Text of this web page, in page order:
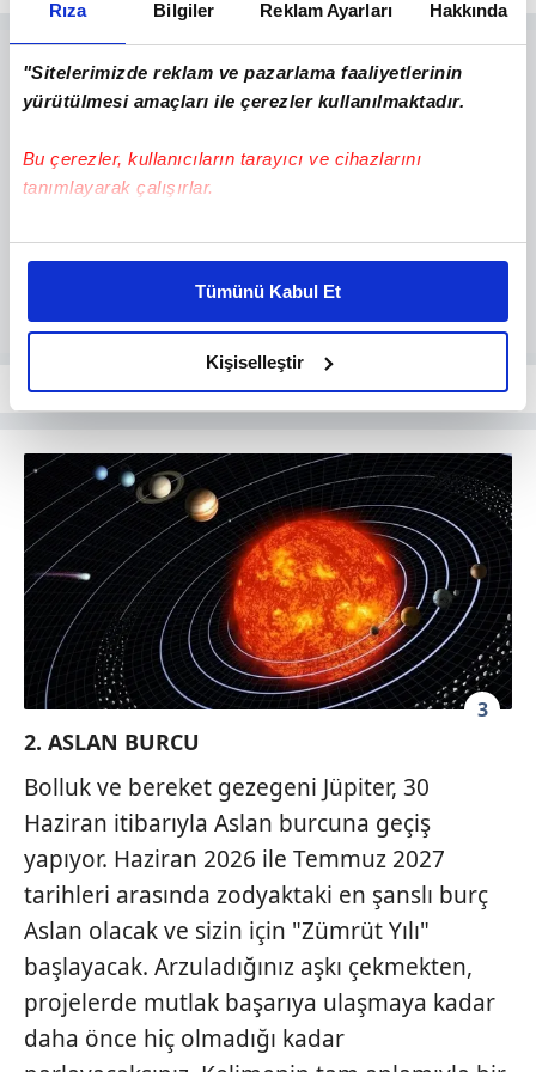
Rıza Bilgiler Reklam Ayarları Hakkında
"Sitelerimizde reklam ve pazarlama faaliyetlerinin
yürütülmesi amaçları ile çerezler kullanılmaktadır.
Bu çerezler, kullanıcıların tarayıcı ve cihazlarını
tanımlayarak çalışırlar.
Bu çerezlere izin vermeniz halinde sizlere özel
daha iyi reklam deneyimi yaşatabiliriz. Bunu yaparken
amacımızın size daha iyi bir reklam deneyimi sunmak
olduğunu ve sizlere en iyi içerikleri sunabilmek adına
elimizden gelen çabayı gösterdiğimizi ve bu noktada,
reklamların maliyetlerimizi karşılamak noktasında tek gelir
Her halükârda, kullanıcılar, bu çerezlere izin vermedikleri
takdirde, kullanıcılara hedefli reklamlar
gösterilmeyecektir."
Sizlere daha iyi bir hizmet sunabilmek için İnternet
Sitemizde kendimize ve üçüncü kişilere ait çerezler
kullanılmaktadır. Bu çerezler vasıtasıyla çeşitli kişisel
verileriniz işlenmekte olup gerekli olan çerezler bilgi
toplumu hizmetlerinin sunulması amacıyla
kılınması ve kişiselleştirilmesi ve sizlere yönelik
reklam/pazarlama faaliyetlerinin yapılması, amaçlarıyla
sınırlı olarak açık rızanız dahilinde kullanılacaktır.
Çerezlere ilişkin tercihlerinizi aşağıda yer alan panel
vasıtasıyla belirleyebilirsiniz. Çerezlere ilişkin detaylı bilgi
için Ayarlar butonuna tıklayabilir, Çerez Bilgilendirme
Metnimizi
ziyaret edebilirsiniz.
6698 sayılı Kişisel Verilerin Korunması Kanunu uyarınca
Tümünü Kabul Et
Kişiselleştir
3
2. ASLAN BURCU
Bolluk ve bereket gezegeni Jüpiter, 30
Haziran itibarıyla Aslan burcuna geçiş
yapıyor. Haziran 2026 ile Temmuz 2027
tarihleri arasında zodyaktaki en şanslı burç
Aslan olacak ve sizin için "Zümrüt Yılı"
başlayacak. Arzuladığınız aşkı çekmekten,
projelerde mutlak başarıya ulaşmaya kadar
daha önce hiç olmadığı kadar